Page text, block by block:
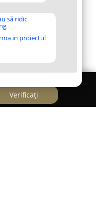
să ridic
in proiectul
Verificați